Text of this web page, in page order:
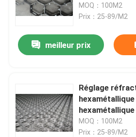
3D a soudé le grillage
Clôture soudée à double fil
Anti barrière de la montée 358
Barrière en acier tubulaire
MOQ：100M2
Prix：25-89/M2
meilleur prix
Réglage
fournisseur
MOQ：100M2
Prix：25-89/M2